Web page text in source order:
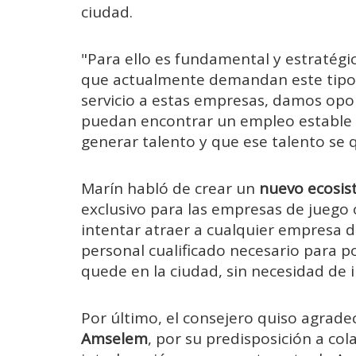
ciudad.
"Para ello es fundamental y
que actualmente demandan este
servicio a estas empresas, damos
puedan encontrar un empleo
generar talento y que ese talento se
Marín habló de crear un nuevo
exclusivo para las empresas de
intentar atraer a cualquier empresa
personal cualificado necesario para
quede en la ciudad, sin necesidad
Por último, el consejero quiso
Amselem, por su predisposición a